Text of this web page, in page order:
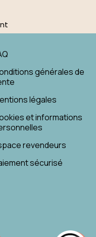
générales de
légales
et informations
revendeurs
sécurisé